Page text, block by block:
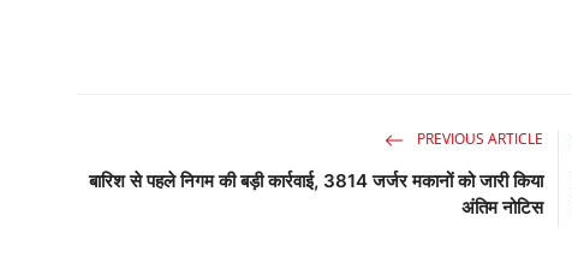
PREVIOUS ARTICLE
बारिश से पहले निगम की बड़ी कार्रवाई, 3814 जर्जर मकानों को जारी किया
अंतिम नोटिस